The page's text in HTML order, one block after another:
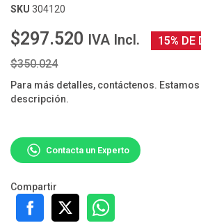
SKU 304120
$297.520 IVA Incl.
15% DE
$350.024
Para más detalles, contáctenos.
descripción.
Contacta un Experto
Compartir